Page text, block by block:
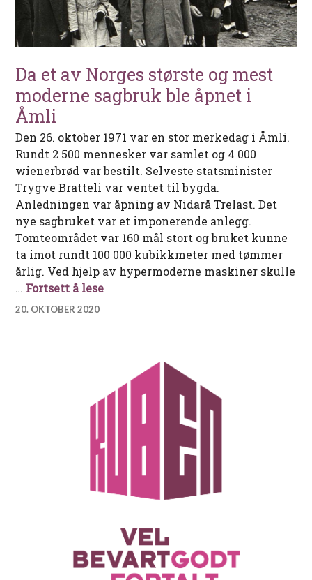
Da et av Norges største og mest
moderne sagbruk ble åpnet i
Åmli
Den 26. oktober 1971 var en stor merkedag i Åmli.
Rundt 2 500 mennesker var samlet og 4 000
wienerbrød var bestilt. Selveste statsminister
Trygve Bratteli var ventet til bygda.
Anledningen var åpning av Nidarå Trelast. Det
nye sagbruket var et imponerende anlegg.
Tomteområdet var 160 mål stort og bruket kunne
ta imot rundt 100 000 kubikkmeter med tømmer
årlig. Ved hjelp av hypermoderne maskiner skulle
… Fortsett å leseDa et av Norges største og mest
20. OKTOBER 2020